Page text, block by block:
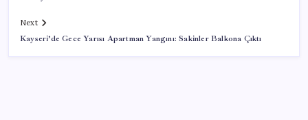
Next
Kayseri’de Gece Yarısı Apartman Yangını: Sakinler Balkona Çıktı